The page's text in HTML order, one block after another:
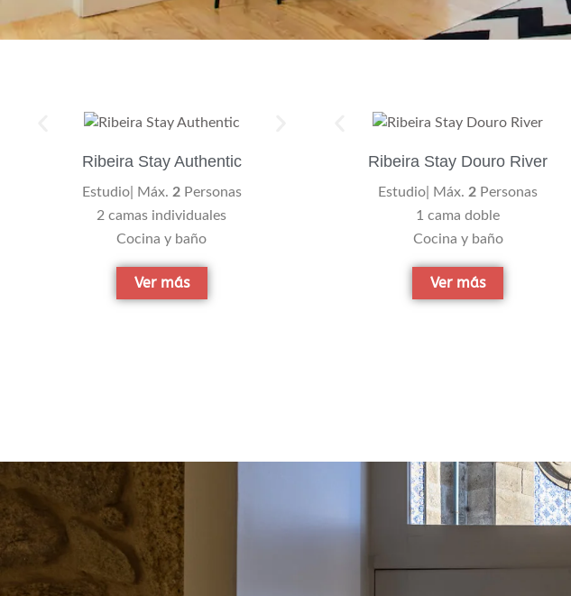
Ribeira Stay Authentic
Estudio| Máx. 2Personas
2 camas individuales
Cocina y baño
Ver más
Ribeira Stay Douro River
Estudio| Máx.2 Personas
1 cama doble
Cocina y baño
Ver más